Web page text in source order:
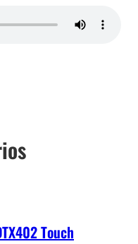
Touch